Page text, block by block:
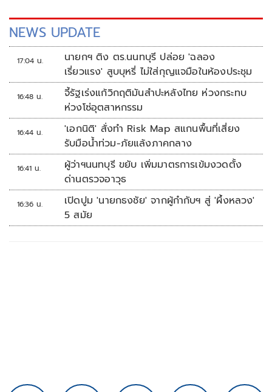
NEWS UPDATE
17:04 น.
นายกฯ ติง ตร.นนทบุรี ปล่อย 'ฉลอง
เรี่ยวแรง' สูบบุหรี่ ไม่ใส่กุญแจมือในห้องประชุม
16:48 น.
จี้รัฐเร่งแก้วิกฤติมันสำปะหลังไทย ห่วงกระทบ
ห่วงโซ่อุตสาหกรรม
16:44 น.
'เอกนิติ' สั่งทำ Risk Map สแกนพื้นที่เสี่ยง
รับมือน้ำท่วม-ภัยแล้งภาคกลาง
16:41 น.
ผู้ว่าฯนนทบุรี ขยับ เพิ่มมาตรการเข้มงวดตั้ง
ด่านตรวจอาวุธ
16:36 น.
เปิดปูม 'นายกธงชัย' จากผู้กำกับฯ สู่ 'ผึ้งหลวง'
5 สมัย